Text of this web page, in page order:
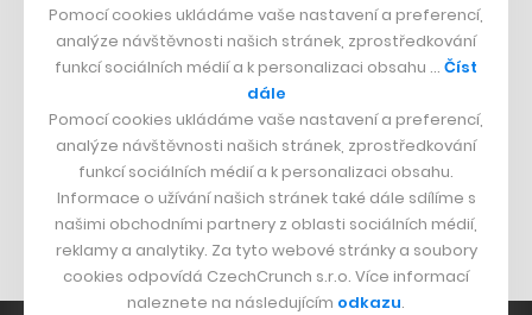
Dva golfisti, co pečou
Bomma není tichá
Originální hodinky
Nábytek z betonu
Pomocí cookies ukládáme vaše nastavení a preferencí,
analýze návštěvnosti našich stránek, zprostředkování
funkcí sociálních médií a k personalizaci obsahu … Číst
dále
Pomocí cookies ukládáme vaše nastavení a preferencí,
analýze návštěvnosti našich stránek, zprostředkování
funkcí sociálních médií a k personalizaci obsahu.
Informace o užívání našich stránek také dále sdílíme s
našimi obchodními partnery z oblasti sociálních médií,
reklamy a analytiky. Za tyto webové stránky a soubory
cookies odpovídá CzechCrunch s.r.o. Více informací
naleznete na následujícím odkazu.